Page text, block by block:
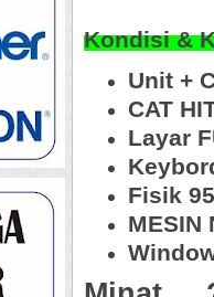
Kondisi &
Unit +
CAT
Layar
Fisik
MESIN